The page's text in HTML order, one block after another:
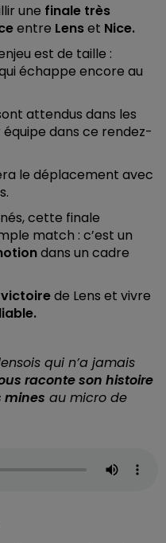
une finale très
entre Lenset Nice.
est de taille :
échappe encore au
attendus dans les
dans ce rendez-
le déplacement avec
cette finale
match : c’est un
dans un cadre
victoirede Lens et vivre
qui n’a jamais
raconte son histoire
mines au micro de